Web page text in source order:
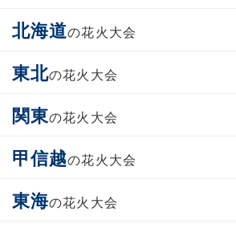
北海道の花火大会
東北の花火大会
関東の花火大会
甲信越の花火大会
東海の花火大会